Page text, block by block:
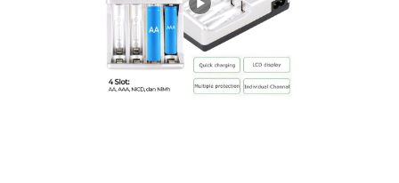
tingkat proteksi yang tinggi tentunya kekhawatiran Anda berkurang
akan kejadian yang tidak diinginkan saat pengisian baterai.
Terhindar dari Korsleting
Anda tidak perlu takut terjadi ledakan atau hubungan arus
pendek. Untuk menghindari baterai Anda rusak saat pengisian,
pengisi daya ini akan memutus pengisian ketika baterai sudah